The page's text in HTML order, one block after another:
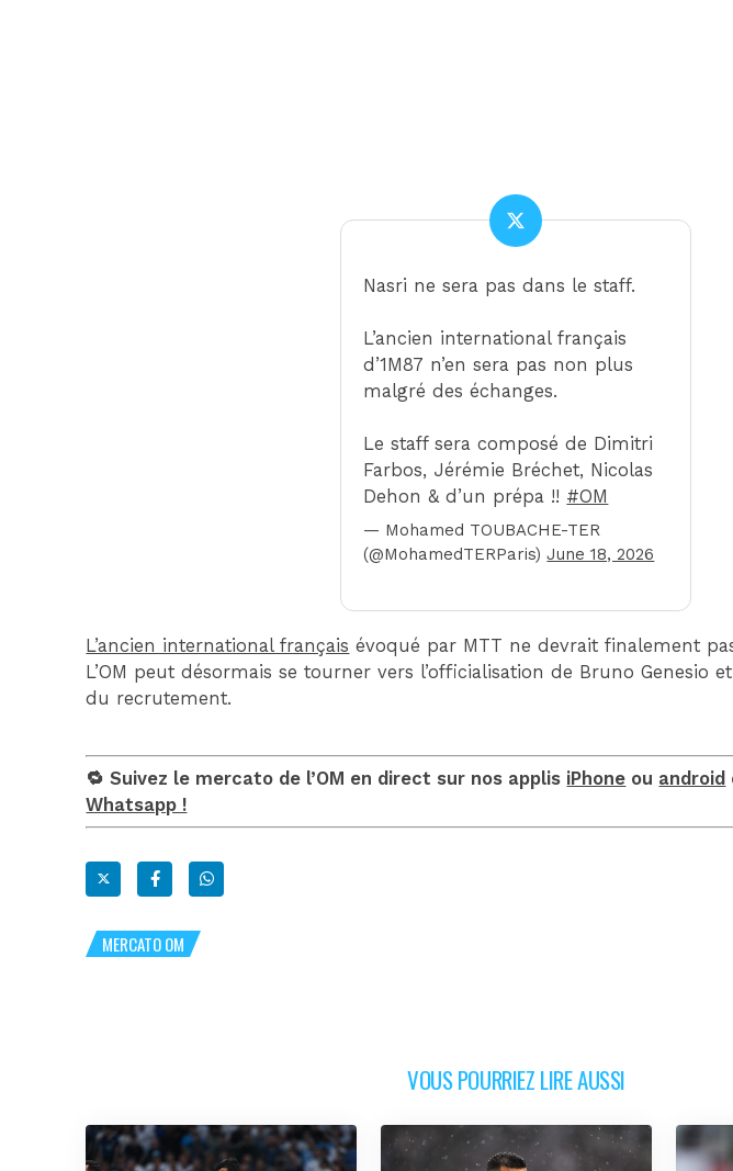
Nasri ne sera pas dans le staff.
L’ancien international français
d’1M87 n’en sera pas non plus
malgré des échanges.
Le staff sera composé de Dimitri
Farbos, Jérémie Bréchet, Nicolas
Dehon & d’un prépa !! #OM
— Mohamed TOUBACHE-TER
(@MohamedTERParis)June 18, 2026
L’ancien international français évoqué par MTT ne devrait finalement
L’OM peut désormais se tourner vers l’officialisation de Bruno Genesio
du recrutement.
🔁 Suivez le mercato de l’OM en direct sur nos applis iPhone ou android
Whatsapp !
MERCATO OM
VOUS POURRIEZ LIRE AUSSI